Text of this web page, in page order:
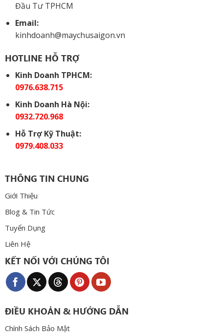
Đầu Tư TPHCM
Email:
kinhdoanh@maychusaigon.vn
HOTLINE HỖ TRỢ
Kinh Doanh TPHCM:
0976.638.715
Kinh Doanh Hà Nội:
0932.720.968
Hỗ Trợ Kỹ Thuật:
0979.408.033
THÔNG TIN CHUNG
Giới Thiệu
Blog & Tin Tức
Tuyển Dụng
Liên Hệ
KẾT NỐI VỚI CHÚNG TÔI
ĐIỀU KHOẢN & HƯỚNG DẪN
Chính Sách Bảo Mật